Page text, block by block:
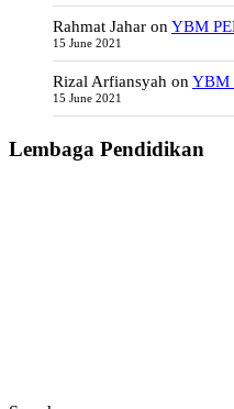
Rahmat Jahar onYBM
15 June 2021
Rizal Arfiansyah onYBM
15 June 2021
Lembaga Pendidikan